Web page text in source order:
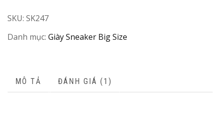
SKU: SK247
Danh mục: Giày Sneaker Big Size
MÔ TẢ ĐÁNH GIÁ (1)